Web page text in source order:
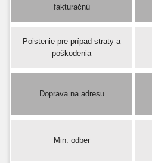
fakturačnú
Poistenie pre prípad straty a
poškodenia
Doprava na adresu
Min. odber